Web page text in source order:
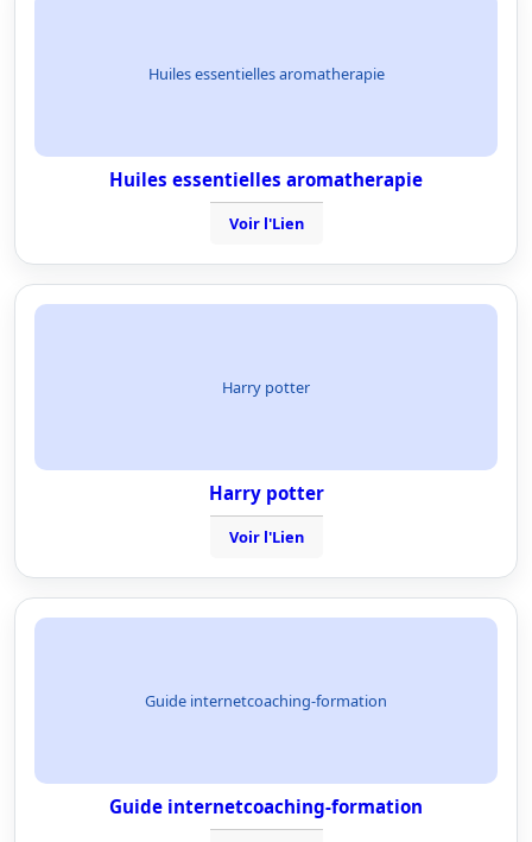
Huiles essentielles aromatherapie
Huiles essentielles aromatherapie
Voir l'Lien
Harry potter
Harry potter
Voir l'Lien
Guide internetcoaching-formation
Guide internetcoaching-formation